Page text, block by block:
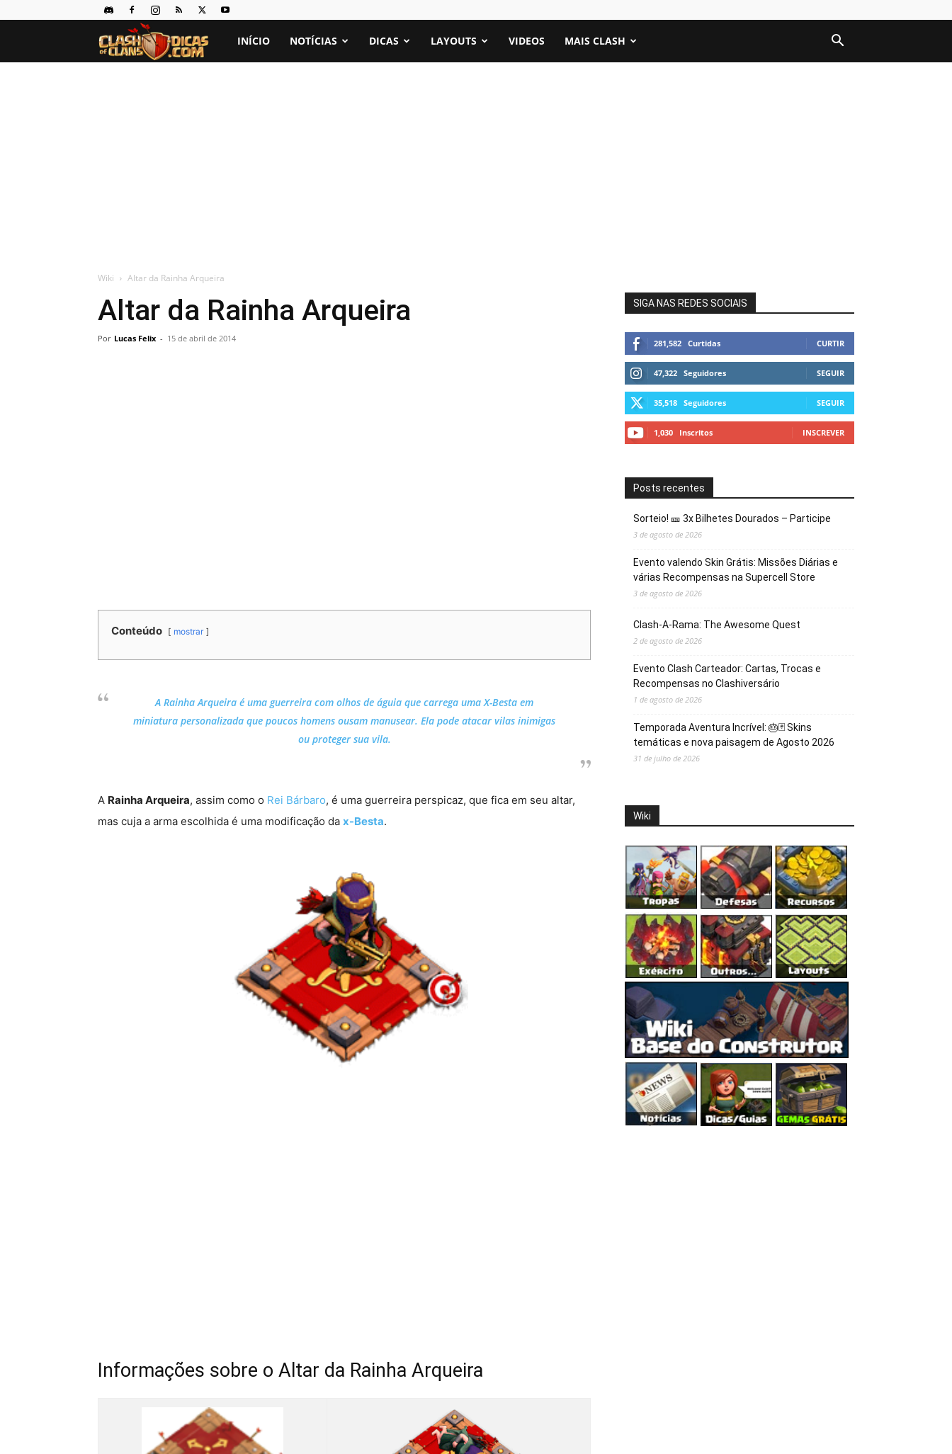
Clash
INÍCIO NOTÍCIAS DICAS LAYOUTS VIDEOS MAIS CLASH
Wiki Altar da Rainha Arqueira
Altar da Rainha Arqueira
Por Lucas Felix - 15 de abril de 2014
Conteúdo mostrar
A Rainha Arqueira é uma guerreira com olhos de águia que carrega uma X-Besta em
miniatura personalizada que poucos homens ousam manusear. Ela pode atacar vilas inimigas
ou proteger sua vila.
A Rainha Arqueira, assim como o Rei Bárbaro, é uma guerreira perspicaz, que fica em seu altar,
mas cuja a arma escolhida é uma modificação da x-Besta.
Informações sobre o Altar da Rainha Arqueira
SIGA NAS REDES SOCIAIS
281,582 Curtidas CURTIR
47,322 Seguidores SEGUIR
35,518 Seguidores SEGUIR
1,030 Inscritos INSCREVER
Posts recentes
Sorteio! 🎫 3x Bilhetes Dourados – Participe
3 de agosto de 2026
Evento valendo Skin Grátis: Missões Diárias e
várias Recompensas na Supercell Store
3 de agosto de 2026
Clash-A-Rama: The Awesome Quest
2 de agosto de 2026
Evento Clash Carteador: Cartas, Trocas e
Recompensas no Clashiversário
1 de agosto de 2026
Temporada Aventura Incrível: 🎂🃏 Skins
temáticas e nova paisagem de Agosto 2026
31 de julho de 2026
Wiki